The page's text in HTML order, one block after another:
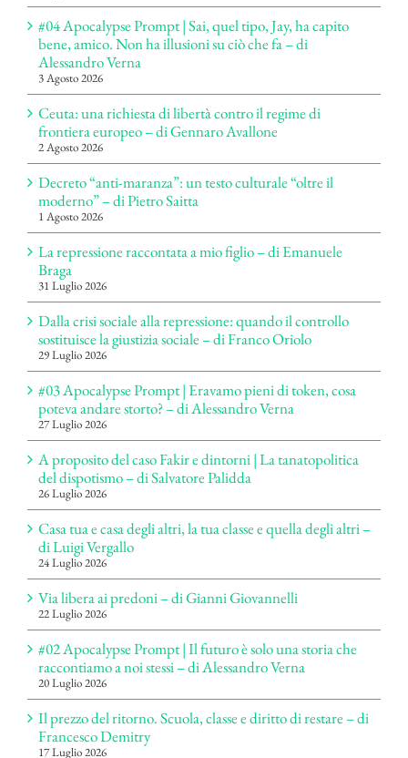
#04 Apocalypse Prompt | Sai, quel tipo, Jay, ha capito
bene, amico. Non ha illusioni su ciò che fa – di
Alessandro Verna
3 Agosto 2026
Ceuta: una richiesta di libertà contro il regime di
frontiera europeo – di Gennaro Avallone
2 Agosto 2026
Decreto “anti-maranza”: un testo culturale “oltre il
moderno” – di Pietro Saitta
1 Agosto 2026
La repressione raccontata a mio figlio – di Emanuele
Braga
31 Luglio 2026
Dalla crisi sociale alla repressione: quando il controllo
sostituisce la giustizia sociale – di Franco Oriolo
29 Luglio 2026
#03 Apocalypse Prompt | Eravamo pieni di token, cosa
poteva andare storto? – di Alessandro Verna
27 Luglio 2026
A proposito del caso Fakir e dintorni | La tanatopolitica
del dispotismo – di Salvatore Palidda
26 Luglio 2026
Casa tua e casa degli altri, la tua classe e quella degli altri –
di Luigi Vergallo
24 Luglio 2026
Via libera ai predoni – di Gianni Giovannelli
22 Luglio 2026
#02 Apocalypse Prompt | Il futuro è solo una storia che
raccontiamo a noi stessi – di Alessandro Verna
20 Luglio 2026
Il prezzo del ritorno. Scuola, classe e diritto di restare – di
Francesco Demitry
17 Luglio 2026